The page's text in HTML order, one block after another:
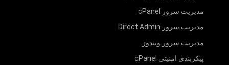
مدیریت سرور cPanel
مدیریت سرور Direct Admin
مدیریت سرور ویندوز
پیکربندی امنیتی cPanel